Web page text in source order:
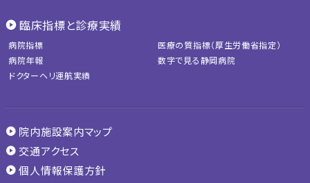
臨床指標と診療実績
病院指標
医療の質指標（厚生労働省指定）
病院年報
数字で見る静岡病院
ドクターヘリ運航実績
院内施設案内マップ
交通アクセス
個人情報保護方針